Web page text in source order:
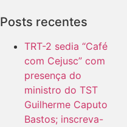
Posts recentes
TRT-2 sedia “Café
com Cejusc” com
presença do
ministro do TST
Guilherme Caputo
Bastos; inscreva-